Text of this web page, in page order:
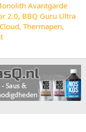
Avantgarde
2.0, BBQ Guru Ultra
Thermapen,